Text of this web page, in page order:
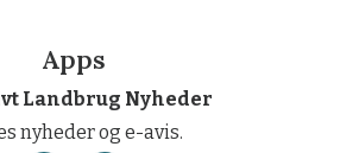
Apps
Landbrug Nyheder
nyheder og e-avis.